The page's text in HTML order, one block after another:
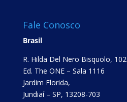
Fale Conosco
Brasil
R. Hilda Del Nero Bisquolo, 102
Ed. The ONE – Sala 1116
Jardim Florida,
Jundiaí – SP, 13208-703